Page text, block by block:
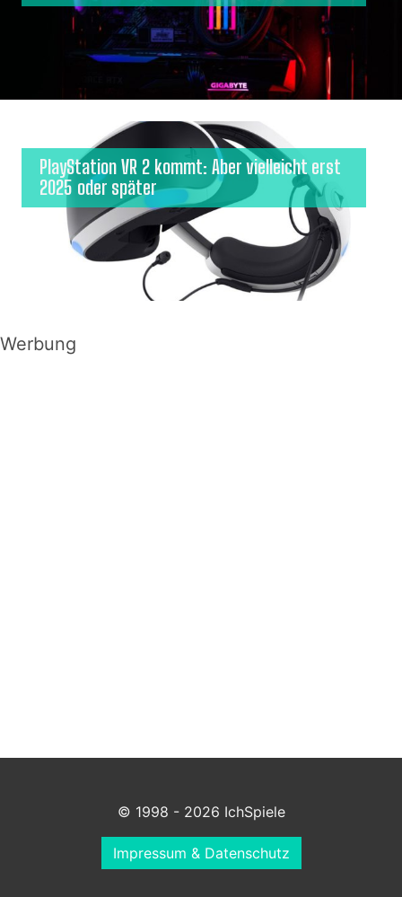
PlayStation VR 2 kommt: Aber vielleicht erst
2025 oder später
Werbung
© 1998 - 2026 IchSpiele
Impressum & Datenschutz